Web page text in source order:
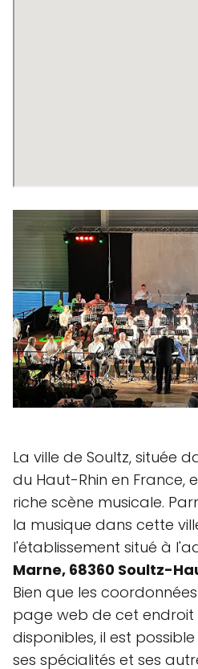
La ville de Soultz, située
du Haut-Rhin en France,
riche scène musicale.
la musique dans cette
l'établissement situé à
Marne, 68360 Soultz-
Bien que les
page web de cet endroit
disponibles, il est
ses spécialités et ses